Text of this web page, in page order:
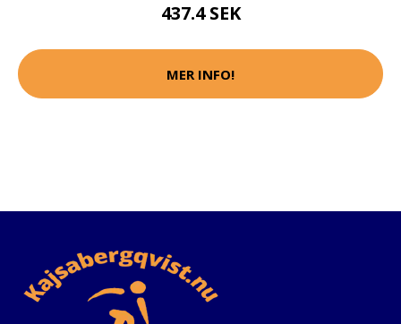
437.4 SEK
MER INFO!